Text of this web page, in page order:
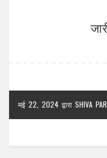
मई 22, 2024 द्वारा SHIVA